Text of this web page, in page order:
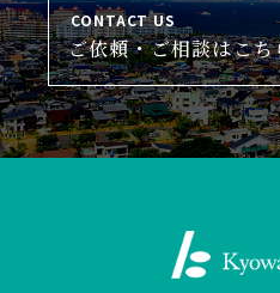
CONTACT US
ご依頼・ご相談はこち